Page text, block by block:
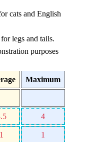
cats and English
legs and tails.
Maximum
4
1 1
purposes